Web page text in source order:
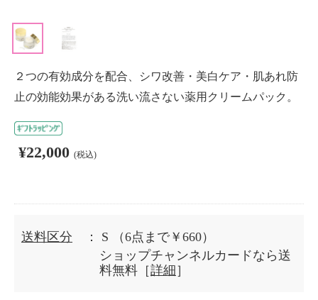
２つの有効成分を配合、シワ改善・美白ケア・肌あれ防
止の効能効果がある洗い流さない薬用クリームパック。
¥22,000 (税込)
送料区分 ： S
（6点まで￥660）
ショップチャンネルカードなら送
料無料［詳細 ］